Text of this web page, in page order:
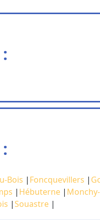
Bois | Foncquevillers |
| Hébuterne |
|Souastre |